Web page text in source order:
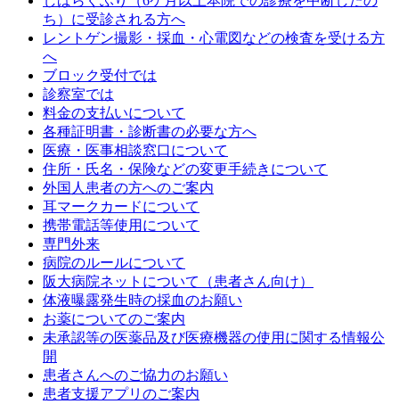
ち）に受診される方へ
レントゲン撮影・採血・心電図などの検査を受ける方
へ
ブロック受付では
診察室では
料金の支払いについて
各種証明書・診断書の必要な方へ
医療・医事相談窓口について
住所・氏名・保険などの変更手続きについて
外国人患者の方へのご案内
耳マークカードについて
携帯電話等使用について
専門外来
病院のルールについて
阪大病院ネットについて（患者さん向け）
体液曝露発生時の採血のお願い
お薬についてのご案内
未承認等の医薬品及び医療機器の使用に関する情報公
開
患者さんへのご協力のお願い
患者支援アプリのご案内